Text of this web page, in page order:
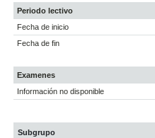
Periodo lectivo
Fecha de inicio
Fecha de fin
Examenes
Información no disponible
Subgrupo